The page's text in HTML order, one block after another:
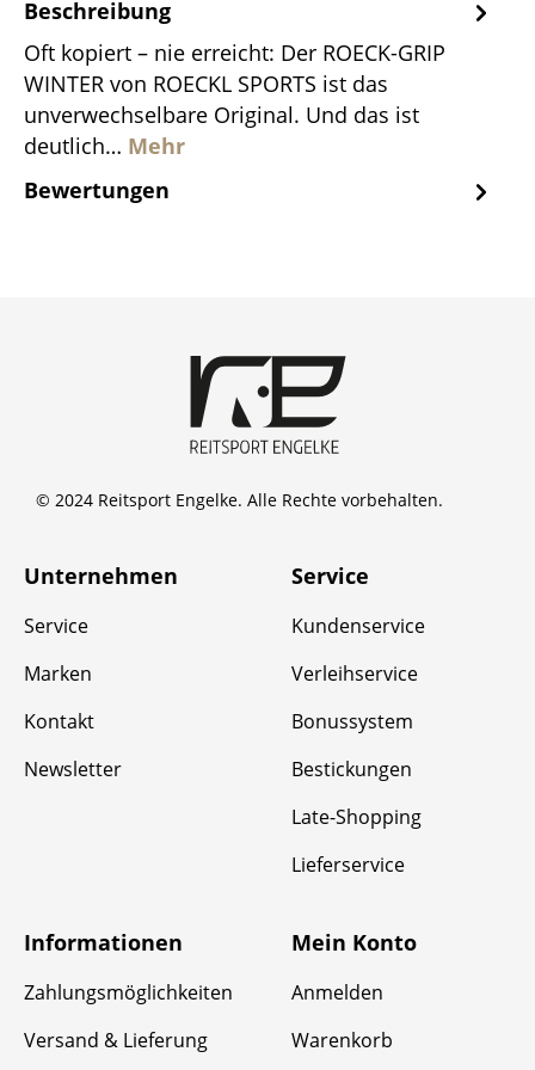
Beschreibung
Oft kopiert – nie erreicht: Der ROECK-GRIP
WINTER von ROECKL SPORTS ist das
unverwechselbare Original. Und das ist
deutlich… Mehr
Bewertungen
© 2024 Reitsport Engelke. Alle Rechte vorbehalten.
Unternehmen
Service
Marken
Kontakt
Newsletter
Service
Kundenservice
Verleihservice
Bonussystem
Bestickungen
Late-Shopping
Lieferservice
Informationen
Zahlungsmöglichkeiten
Versand & Lieferung
Mein Konto
Anmelden
Warenkorb